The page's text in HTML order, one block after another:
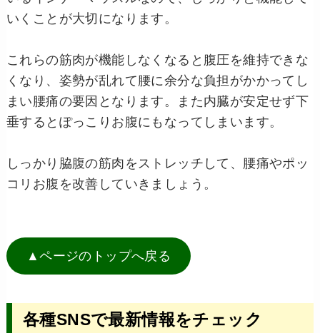
いくことが大切になります。
これらの筋肉が機能しなくなると腹圧を維持できな
くなり、姿勢が乱れて腰に余分な負担がかかってし
まい腰痛の要因となります。また内臓が安定せず下
垂するとぽっこりお腹にもなってしまいます。
しっかり脇腹の筋肉をストレッチして、腰痛やポッ
コリお腹を改善していきましょう。
▲ページのトップへ戻る
各種SNSで最新情報をチェック